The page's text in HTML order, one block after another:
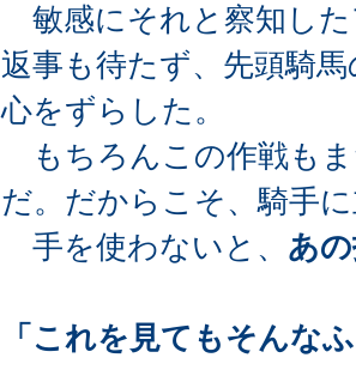
敏感にそれと察知し
返事も待たず、先頭騎
心をずらした。
もちろんこの作戦も
だ。だからこそ、騎手
手を使わないと、 あ
「これを見てもそんな